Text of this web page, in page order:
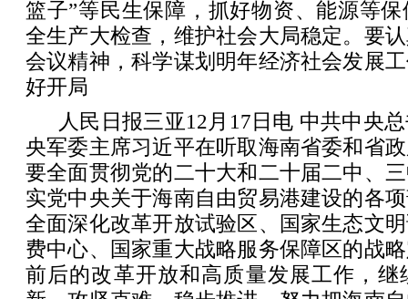
篮子”等民生保障，抓好物资、能源等
全生产大检查，维护社会大局稳定。要
会议精神，科学谋划明年经济社会发展
好开局
人民日报三亚12月17日电 中共中央
央军委主席习近平在听取海南省委和省
要全面贯彻党的二十大和二十届二中、
实党中央关于海南自由贸易港建设的各
全面深化改革开放试验区、国家生态文
费中心、国家重大战略服务保障区的战
前后的改革开放和高质量发展工作，继